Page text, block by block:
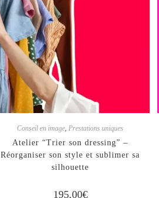
Conseil en image,Prestations uniques
Atelier “Trier son dressing” –
Réorganiser son style et sublimer sa
silhouette
195,00€